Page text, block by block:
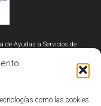
como las cookies
de Ayudas a Servicios de
por el Fondo Europeo de
los procesos productivos
y digitalización de